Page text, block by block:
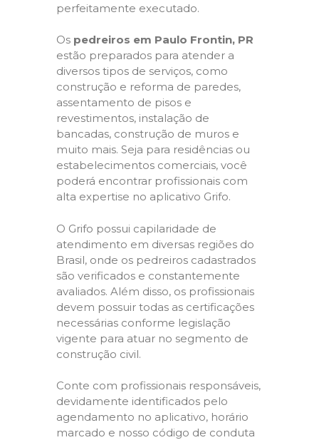
perfeitamente executado.
Os pedreiros em Paulo Frontin, PR
estão preparados para atender a
diversos tipos de serviços, como
construção e reforma de paredes,
assentamento de pisos e
revestimentos, instalação de
bancadas, construção de muros e
muito mais. Seja para residências ou
estabelecimentos comerciais, você
poderá encontrar profissionais com
alta expertise no aplicativo Grifo.
O Grifo possui capilaridade de
atendimento em diversas regiões do
Brasil, onde os pedreiros cadastrados
são verificados e constantemente
avaliados. Além disso, os profissionais
devem possuir todas as certificações
necessárias conforme legislação
vigente para atuar no segmento de
construção civil.
Conte com profissionais responsáveis,
devidamente identificados pelo
agendamento no aplicativo, horário
marcado e nosso código de conduta